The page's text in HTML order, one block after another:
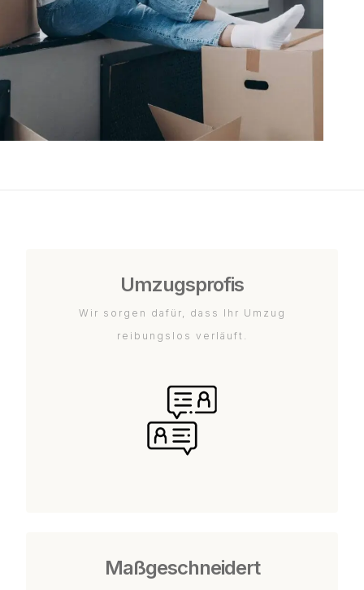
Umzugsprofis
Wir sorgen dafür, dass Ihr Umzug
reibungslos verläuft.
Maßgeschneidert